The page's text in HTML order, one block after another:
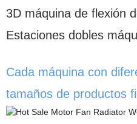
3D máquina de flexión
Estaciones dobles
Cada máquina con
tamaños de productos